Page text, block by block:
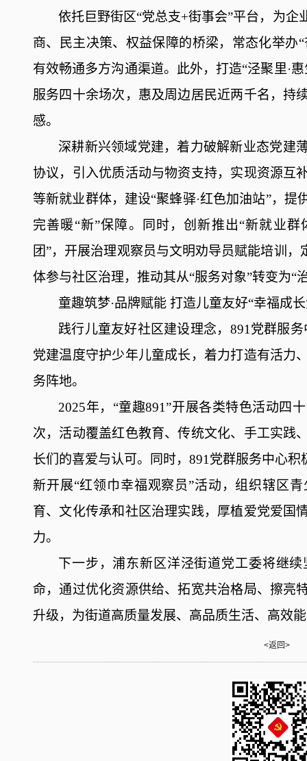
依托巨野街区“党总支+街事会”平台，为
商、民主决策、权益保障的桥梁，常态化举办
有效畅通多方沟通渠道。此外，打造“泾聚里·
服务四十余场次，惠及周边居民近两千名，持
感。
深耕新兴领域党建，着力破解新业态党建
协议，引入优质活动与物资支持，实现资源互
等新就业群体，建设“聚蜂驿·红色加油站”，
完善暖“新”保障。同时，创新推出“新就业
团”，开展治理观察员与文明劝导员赋能培训
体参与社区治理，推动其从“服务对象”转变为“
童趣筑梦·品牌赋能 打造儿童友好“幸福成
践行儿童友好社区建设理念， 891党群服
党建温度守护少年儿童成长，着力打造有活力
务阵地。
2025年，“童趣891”开展各类特色活动四
次，活动覆盖红色教育、传统文化、手工实践
长们的喜爱与认可。同时，891党群服务中心
新开展“红领巾幸福观察员”活动，组织辖区
育、文化传承和社区治理实践，厚植爱党爱国
力。
下一步，浦东新区洋泾街道党工委将继
命，通过优化资源供给、拓宽共治格局、擦亮
升级，为街道高质量发展、高品质生活、高效
<返回>